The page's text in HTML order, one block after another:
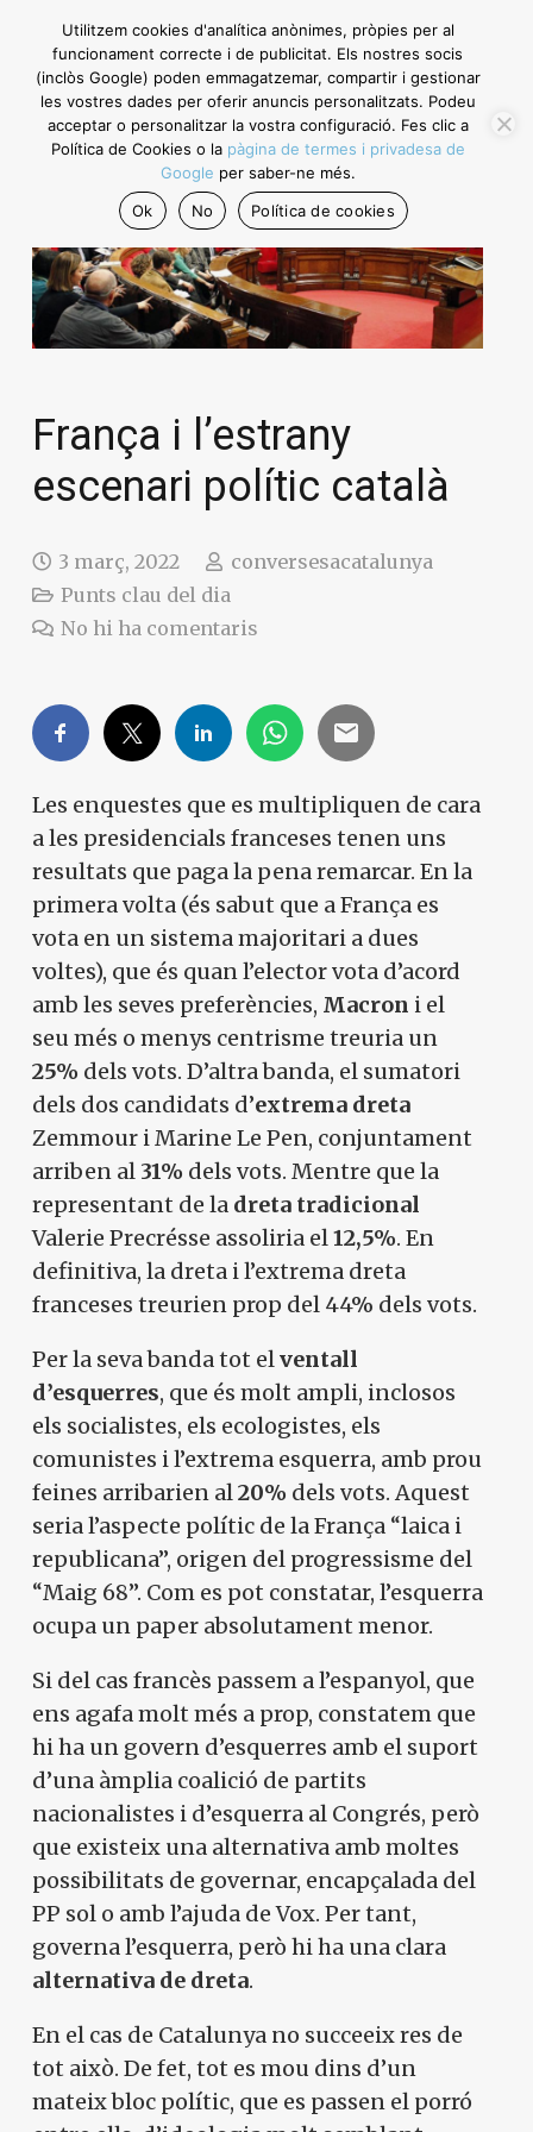
França i l’estrany
escenari polític català
3 març, 2022
conversesacatalunya
Punts clau del dia
No hi ha comentaris
Les enquestes que es multipliquen de cara
a les presidencials franceses tenen uns
resultats que paga la pena remarcar. En la
primera volta (és sabut que a França es
vota en un sistema majoritari a dues
voltes), que és quan l’elector vota d’acord
amb les seves preferències, Macron i el
seu més o menys centrisme treuria un
25% dels vots. D’altra banda, el sumatori
dels dos candidats d’extrema dreta
Zemmour i Marine Le Pen, conjuntament
arriben al 31% dels vots. Mentre que la
representant de la dreta tradicional
Valerie Precrésse assoliria el12,5%. En
definitiva, la dreta i l’extrema dreta
franceses treurien prop del 44% dels vots.
Per la seva banda tot elventall
d’esquerres, que és molt ampli, inclosos
els socialistes, els ecologistes, els
comunistes i l’extrema esquerra, amb prou
feines arribarien al20% dels vots. Aquest
seria l’aspecte polític de la França “laica i
republicana”, origen del progressisme del
“Maig 68”. Com es pot constatar, l’esquerra
ocupa un paper absolutament menor.
Si del cas francès passem a l’espanyol, que
ens agafa molt més a prop, constatem que
hi ha un govern d’esquerres amb el suport
d’una àmplia coalició de partits
nacionalistes i d’esquerra al Congrés, però
que existeix una alternativa amb moltes
possibilitats de governar, encapçalada del
PP sol o amb l’ajuda de Vox. Per tant,
governa l’esquerra, però hi ha una clara
alternativa de dreta.
En el cas de Catalunya no succeeix res de
tot això. De fet, tot es mou dins d’un
mateix bloc polític, que es passen el porró
Utilitzem cookies d'analítica anònimes, pròpies per al
funcionament correcte i de publicitat. Els nostres socis
(inclòs Google) poden emmagatzemar, compartir i gestionar
les vostres dades per oferir anuncis personalitzats. Podeu
acceptar o personalitzar la vostra configuració. Fes clic a
Política de Cookies o la pàgina de termes i privadesa de
Google per saber-ne més.
Ok
No Política de cookies